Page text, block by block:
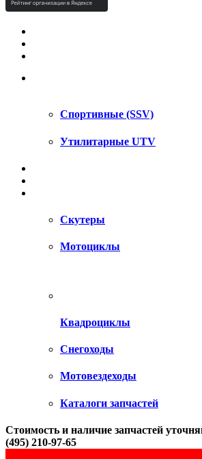
Спортивные (SSV)
Утилитарные UTV
Скутеры
Мотоциклы
Квадроциклы
Снегоходы
Мотовездеходы
Каталоги запчастей
Стоимость и наличие запчастей
(495) 210-97-65